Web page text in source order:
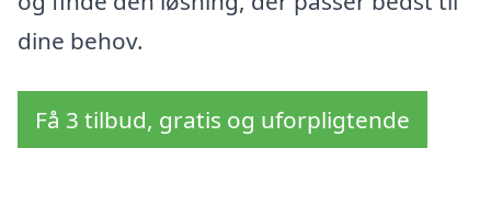
dine behov.
Få 3 tilbud, gratis og uforpligtende